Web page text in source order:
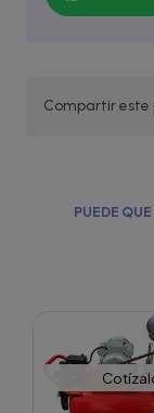
Compartir este
PUEDE